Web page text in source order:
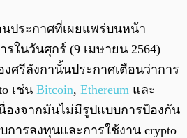
นประกาศที่เผยแพร่บนหน้า
รในวันศุกร์ (9 เมษายน 2564)
ศรีลังกานั้นประกาศเตือนว่าการ
เช่น Bitcoin, Ethereum และ
นื่องจากมันไม่มีรูปแบบการป้องกัน
ารลงทุนและการใช้งาน crypto